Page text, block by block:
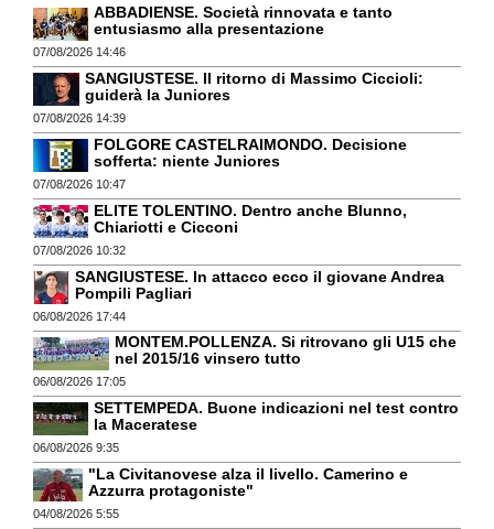
ABBADIENSE. Società rinnovata e tanto
entusiasmo alla presentazione
07/08/2026 14:46
SANGIUSTESE. Il ritorno di Massimo Ciccioli:
guiderà la Juniores
07/08/2026 14:39
FOLGORE CASTELRAIMONDO. Decisione
sofferta: niente Juniores
07/08/2026 10:47
ELITE TOLENTINO. Dentro anche Blunno,
Chiariotti e Cicconi
07/08/2026 10:32
SANGIUSTESE. In attacco ecco il giovane Andrea
Pompili Pagliari
06/08/2026 17:44
MONTEM.POLLENZA. Si ritrovano gli U15 che
nel 2015/16 vinsero tutto
06/08/2026 17:05
SETTEMPEDA. Buone indicazioni nel test contro
la Maceratese
06/08/2026 9:35
"La Civitanovese alza il livello. Camerino e
Azzurra protagoniste"
04/08/2026 5:55